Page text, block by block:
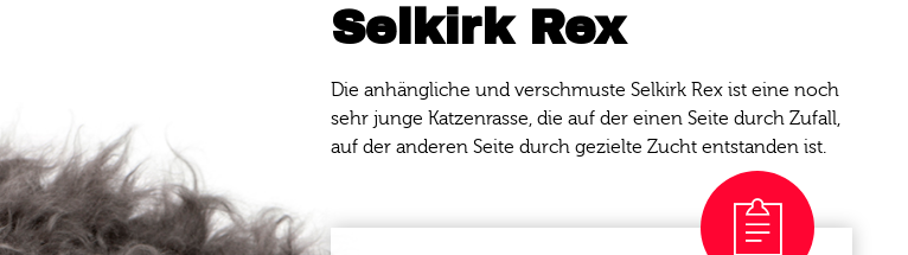
Selkirk Rex
Die anhängliche und verschmuste Selkirk Rex ist eine noch
sehr junge Katzenrasse, die auf der einen Seite durch Zufall,
auf der anderen Seite durch gezielte Zucht entstanden ist.